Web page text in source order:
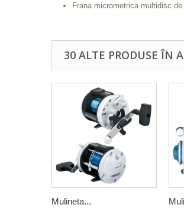
Frana micrometrica multidisc
30 ALTE PRODUSE ÎN
Mulineta...